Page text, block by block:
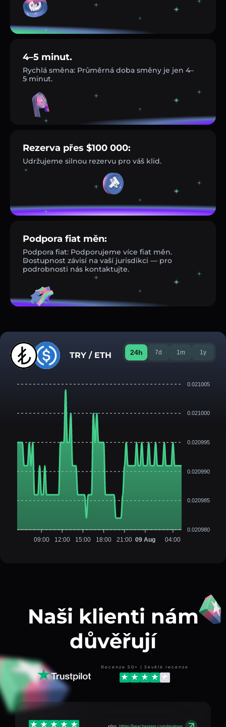
4–5 minut.
Rychlá směna: Průměrná doba směny je jen 4–
5 minut.
Rezerva přes $100 000:
Udržujeme silnou rezervu pro váš klid.
Podpora fiat měn:
Podpora fiat: Podporujeme více fiat měn.
Dostupnost závisí na vaší jurisdikci — pro
podrobnosti nás kontaktujte.
TRY / ETH 24h 7d 1m 1y
0.021005
0.021000
0.020995
0.020990
0.020985
0.020980
09:00 12:00 15:00 18:00 21:00 09 Aug 04:00
Naši klienti nám
důvěřují
Recenze 50+ | Skvělé recenze
přes https://aexchanger.com/reviews